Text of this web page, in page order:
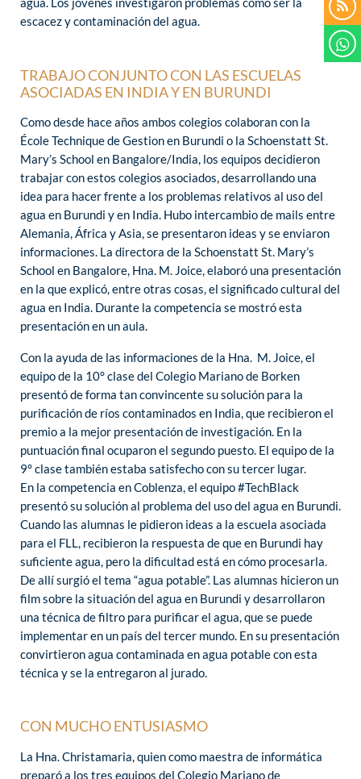
escacez y contaminación del agua.
TRABAJO CONJUNTO CON LAS ESCUELAS
ASOCIADAS EN INDIA Y EN BURUNDI
Como desde hace años ambos colegios colaboran con la
École Technique de Gestion en Burundi o la Schoenstatt St.
Mary’s School en Bangalore/India, los equipos decidieron
trabajar con estos colegios asociados, desarrollando una
idea para hacer frente a los problemas relativos al uso del
agua en Burundi y en India. Hubo intercambio de mails entre
Alemania, África y Asia, se presentaron ideas y se enviaron
informaciones. La directora de la Schoenstatt St. Mary’s
School en Bangalore, Hna. M. Joice, elaboró una presentación
en la que explicó, entre otras cosas, el significado cultural del
agua en India. Durante la competencia se mostró esta
presentación en un aula.
Con la ayuda de las informaciones de la Hna. M. Joice, el
equipo de la 10° clase del Colegio Mariano de Borken
presentó de forma tan convincente su solución para la
purificación de ríos contaminados en India, que recibieron el
premio a la mejor presentación de investigación. En la
puntuación final ocuparon el segundo puesto. El equipo de la
9° clase también estaba satisfecho con su tercer lugar.
En la competencia en Coblenza, el equipo #TechBlack
presentó su solución al problema del uso del agua en Burundi.
Cuando las alumnas le pidieron ideas a la escuela asociada
para el FLL, recibieron la respuesta de que en Burundi hay
suficiente agua, pero la dificultad está en cómo procesarla.
De allí surgió el tema “agua potable”. Las alumnas hicieron un
film sobre la situación del agua en Burundi y desarrollaron
una técnica de filtro para purificar el agua, que se puede
implementar en un país del tercer mundo. En su presentación
convirtieron agua contaminada en agua potable con esta
técnica y se la entregaron al jurado.
CON MUCHO ENTUSIASMO
La Hna. Christamaria, quien como maestra de informática
preparó a los tres equipos del Colegio Mariano de